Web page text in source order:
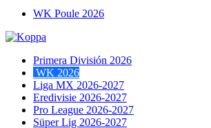
WK Poule 2026
Primera División 2026
WK 2026
Liga MX 2026-2027
Eredivisie 2026-2027
Pro League 2026-2027
Süper Lig 2026-2027